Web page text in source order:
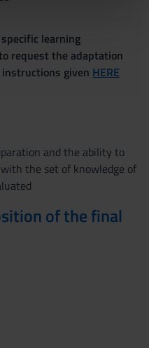
loro o che hanno
servizi.
learning
request the adaptation
given HERE
and the ability to
the set of knowledge of
of the final